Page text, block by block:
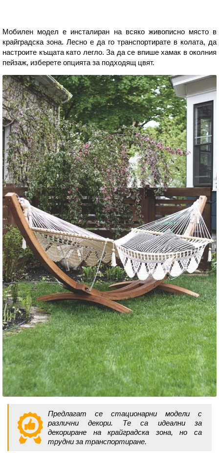
Мобилен модел е инсталиран на всяко живописно място в
крайградска зона. Лесно е да го транспортирате в колата, да
настроите къщата като легло. За да се впише хамак в околния
пейзаж, изберете опцията за подходящ цвят.
Предлагат се стационарни модели с
различни декори. Те са идеални за
декориране на крайградска зона, но са
трудни за транспортиране.